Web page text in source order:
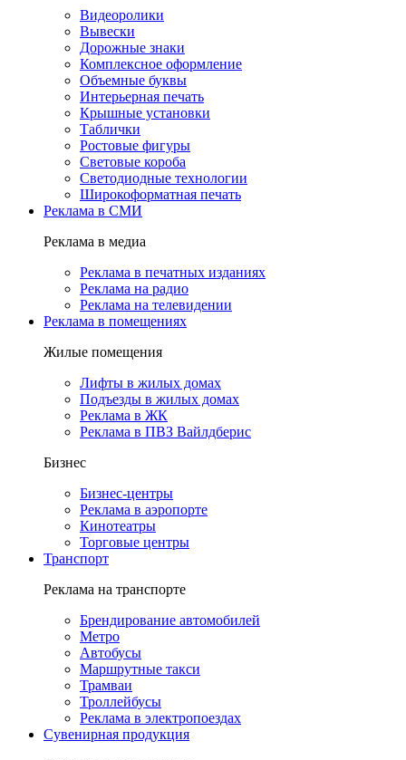
Видеоролики
Вывески
Дорожные знаки
Комплексное оформление
Объемные буквы
Интерьерная печать
Крышные установки
Таблички
Ростовые фигуры
Световые короба
Светодиодные технологии
Широкоформатная печать
Реклама в СМИ
Реклама в медиа
Реклама в печатных изданиях
Реклама на радио
Реклама на телевидении
Реклама в помещениях
Жилые помещения
Лифты в жилых домах
Подъезды в жилых домах
Реклама в ЖК
Реклама в ПВЗ Вайлдберис
Бизнес
Бизнес-центры
Реклама в аэропорте
Кинотеатры
Торговые центры
Транспорт
Реклама на транспорте
Брендирование автомобилей
Метро
Автобусы
Маршрутные такси
Трамваи
Троллейбусы
Реклама в электропоездах
Сувенирная продукция